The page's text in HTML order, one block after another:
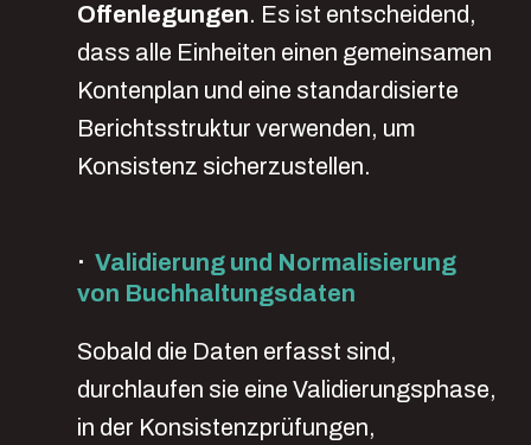
Offenlegungen. Es ist entscheidend,
dass alle Einheiten einen gemeinsamen
Kontenplan und eine standardisierte
Berichtsstruktur verwenden, um
Konsistenz sicherzustellen.
· Validierung und Normalisierung
von Buchhaltungsdaten
Sobald die Daten erfasst sind,
durchlaufen sie eine Validierungsphase,
in der Konsistenzprüfungen,